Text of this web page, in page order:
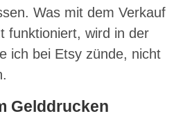
Was mit dem Verkauf
funktioniert, wird in der
ich bei Etsy zünde, nicht
Gelddrucken